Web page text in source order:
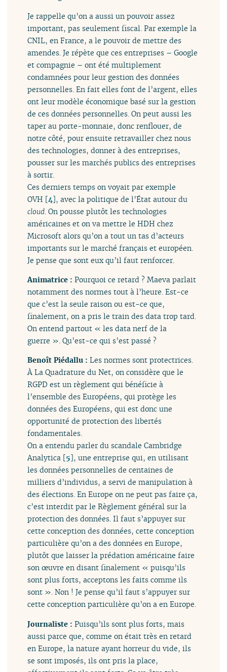
Je rappelle qu’on a aussi un pouvoir assez
important, pas seulement fiscal. Par exemple la
CNIL, en France, a le pouvoir de mettre des
amendes. Je répète que ces entreprises – Google
et compagnie – ont été multiplement
condamnées pour leur gestion des données
personnelles. En fait elles font de l’argent, elles
ont leur modèle économique basé sur la gestion
de ces données personnelles. On peut aussi les
taper au porte-monnaie, donc renflouer, de
notre côté, pour ensuite retravailler chez nous
des technologies, donner à des entreprises,
pousser sur les marchés publics des entreprises
à sortir.
Ces derniers temps on voyait par exemple
OVH [4], avec la politique de l’État autour du
cloud . On pousse plutôt les technologies
américaines et on va mettre le HDH chez
Microsoft alors qu’on a tout un tas d’acteurs
importants sur le marché français et européen.
Je pense que sont eux qu’il faut renforcer.
Animatrice :Pourquoi ce retard ? Maeva parlait
notamment des normes tout à l’heure. Est-ce
que c’est la seule raison ou est-ce que,
finalement, on a pris le train des data trop tard.
On entend partout « les data nerf de la
guerre ». Qu’est-ce qui s’est passé ?
Benoît Piédallu :Les normes sont protectrices.
À La Quadrature du Net, on considère que le
RGPD est un règlement qui bénéficie à
l’ensemble des Européens, qui protège les
données des Européens, qui est donc une
opportunité de protection des libertés
fondamentales.
On a entendu parler du scandale Cambridge
Analytica [5], une entreprise qui, en utilisant
les données personnelles de centaines de
milliers d’individus, a servi de manipulation à
des élections. En Europe on ne peut pas faire ça,
c’est interdit par le Règlement général sur la
protection des données. Il faut s’appuyer sur
cette conception des données, cette conception
particulière qu’on a des données en Europe,
plutôt que laisser la prédation américaine faire
son œuvre en disant finalement « puisqu’ils
sont plus forts, acceptons les faits comme ils
sont ». Non ! Je pense qu’il faut s’appuyer sur
cette conception particulière qu’on a en Europe.
Journaliste :Puisqu’ils sont plus forts, mais
aussi parce que, comme on était très en retard
en Europe, la nature ayant horreur du vide, ils
se sont imposés, ils ont pris la place,